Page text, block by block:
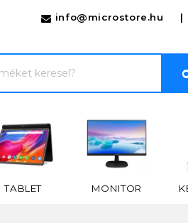
info@microstore.hu |
TABLET MONITOR